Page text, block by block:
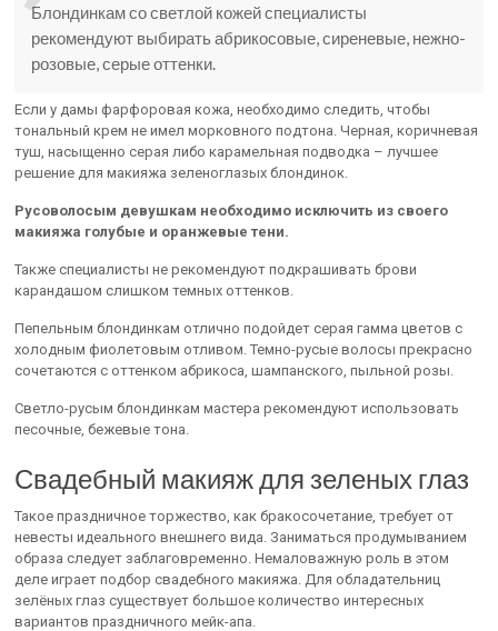
Блондинкам со светлой кожей специалисты
рекомендуют выбирать абрикосовые, сиреневые, нежно-
розовые, серые оттенки.
Если у дамы фарфоровая кожа, необходимо следить, чтобы
тональный крем не имел морковного подтона. Черная, коричневая
туш, насыщенно серая либо карамельная подводка – лучшее
решение для макияжа зеленоглазых блондинок.
Русоволосым девушкам необходимо исключить из своего
макияжа голубые и оранжевые тени.
Также специалисты не рекомендуют подкрашивать брови
карандашом слишком темных оттенков.
Пепельным блондинкам отлично подойдет серая гамма цветов с
холодным фиолетовым отливом. Темно-русые волосы прекрасно
сочетаются с оттенком абрикоса, шампанского, пыльной розы.
Светло-русым блондинкам мастера рекомендуют использовать
песочные, бежевые тона.
Свадебный макияж для зеленых глаз
Такое праздничное торжество, как бракосочетание, требует от
невесты идеального внешнего вида. Заниматься продумыванием
образа следует заблаговременно. Немаловажную роль в этом
деле играет подбор свадебного макияжа. Для обладательниц
зелёных глаз существует большое количество интересных
вариантов праздничного мейк-апа.